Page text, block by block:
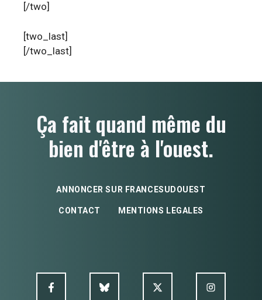
[/two]
[two_last]
[/two_last]
Ça fait quand même du
bien d'être à l'ouest.
ANNONCER SUR FRANCESUDOUEST
CONTACT MENTIONS LEGALES